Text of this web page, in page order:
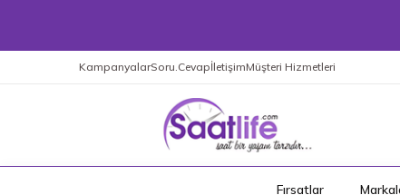
KampanyalarSoru.CevapİletişimMüşteri Hizmetleri
Fırsatlar